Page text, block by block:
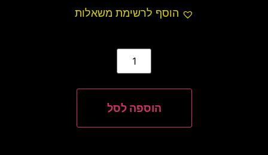
הוסף לרשימת משאלות
הוספה לסל